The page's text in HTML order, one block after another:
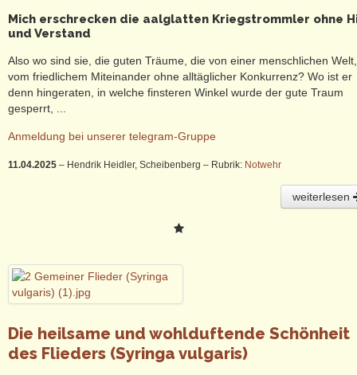
Mich erschrecken die aalglatten Kriegstrommler ohne
und Verstand
Also wo sind sie, die guten Träume, die von einer menschlichen Welt,
vom friedlichem Miteinander ohne alltäglicher Konkurrenz? Wo ist er
denn hingeraten, in welche finsteren Winkel wurde der gute Traum
gesperrt, ...
Anmeldung bei unserer telegram-Gruppe
11.04.2025 – Hendrik Heidler, Scheibenberg – Rubrik: Notwehr
weiterlesen
Die heilsame und wohlduftende Schönheit
des Flieders (Syringa vulgaris)